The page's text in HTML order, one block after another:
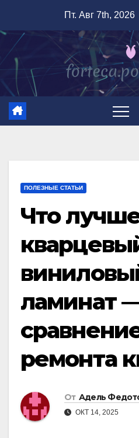
содержимому
Пт. Авг 7th, 2026
ПОЛЕЗНЫЕ СТАТЬИ
Что
ламинат
ремонта
От Адель
ОКТ 14, 2025